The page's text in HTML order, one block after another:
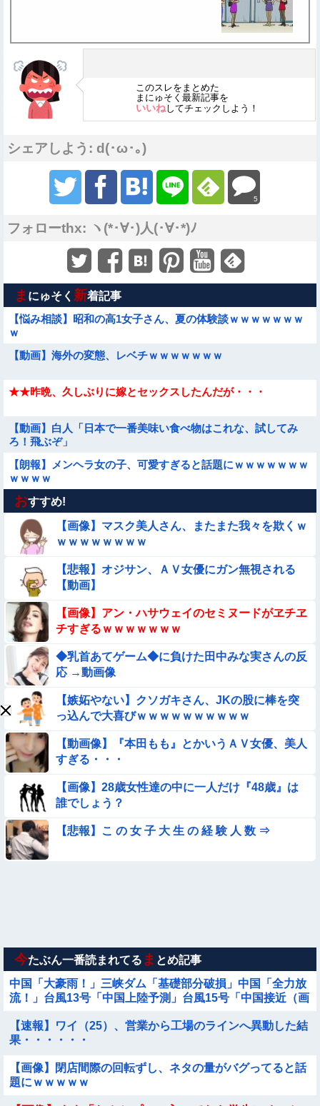
このスレをまとめた
まにゅそく最新記事を
いいねしてチェックしよう！
シェアしよう: d(･ω･｡)
5
フォローthx: ヽ(*･∀･)人(･∀･*)ﾉ
ま にゅそく 新着記事
【悩み相談】昭和の高1女子さん、夏の体験談ｗｗｗｗｗｗｗ
ｗ
【動画】海外の変態、レベチｗｗｗｗｗｗｗ
★★昨晩、久しぶりに嫁とセックスしたんだが・・・
【動画】白人「日本で一番美味い食べ物はこれな、試してみ
ろ！飛ぶぞ」
【朗報】メンヘラ女の子、可愛すぎると話題にｗｗｗｗｗｗｗ
ｗｗｗｗ
★★同格のように語られてるけど実際は『雲泥の差』があるも
のと言えば？
【動画】野犬の群れに襲われた男性、とんでもない方法で制圧
するｗｗｗｗｗｗｗ
★★水着姿を見た彼氏が「核兵器並みのボディだね」って褒め
てくれた(´；ω；｀)
【画像】女さん「彼氏が強制わいせつで捕まって謝罪の手紙が
来た」ﾊﾟｼｬｯ
【動画あり】ボーイッシュ美少女「どうしたん？おっぱい揉
む？❤」
【要審議】４歳娘が描いたママのお尻ｗｗｗｗｗ【画像】
【悲報】イッヌさん、飼い主の『レズプレイ』を見てドン引
き・・・
【悲報】昭和世代さん、「1時間弱」は1時間に満たない、「1
時間強」は1時間＋αだと思ってる😭
【動画】町の中華料理屋さん、娘の採用で人気店になってしま
【動画】南米系のデカパイぽっちゃり女さん、配信がヱ口すぎ
ｗｗｗｗｗｗｗ
て炎上
おすすめ!
【画像】マスク美人さん、またまた我々を欺くｗ
ｗｗｗｗｗｗｗｗ
【悲報】オジサン、ＡＶ女優にガン無視される
【動画】
【画像】アン・ハサウェイのセミヌードがヱチヱ
チすぎるｗｗｗｗｗｗｗ
◆乳首あてゲーム◆に負けた田中みな実さんの反
応 →動画像
【嫉妬やない】クソガキさん、JKの股に棒を突
っ込んで大喜びｗｗｗｗｗｗｗｗｗｗ
【動画像】『本田もも』とかいうＡＶ女優、美人
すぎる・・・
【画像】28歳女性達の中に一人だけ『48歳』は
誰でしょう？
【悲報】こ の 女 子 大 生 の 経 験 人 数 ⇒
今たぶん一番読まれてる ま とめ記事
中国「大豪雨！」三峡ダム「基礎部分破損」中国「全力放
流！」台風13号「中国上陸予測」台風15号「中国接近（画
【速報】ワイ（25）、営業から工場のラインへ異動した結
果・・・・・・
【画像】閉店間際の回転ずし、ネタの量がバグってると話
題にｗｗｗｗｗ